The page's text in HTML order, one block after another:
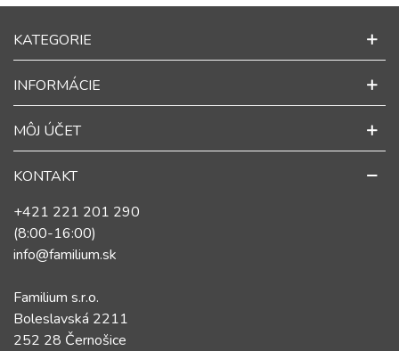
KATEGORIE
INFORMÁCIE
MÔJ ÚČET
KONTAKT
+421 221 201 290
(8:00-16:00)
info@familium.sk
Familium s.r.o.
Boleslavská 2211
252 28 Černošice